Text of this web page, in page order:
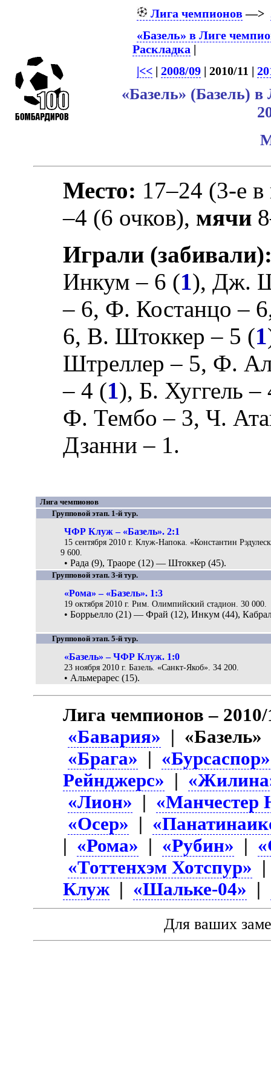
Лига чемпионов—>
«Базель» в Лиге
Раскладка |
|<<| 2008/09| 2010/11 |
«Базель» (Базель)
Место: 17–24 (3-е
–4 (6 очков), мячи
Играли
Инкум – 6 (1),Дж.
– 6, Ф. Костанцо –
6, В. Штоккер – 5 (1
Штреллер – 5, Ф.
– 4 (1), Б. Хуггель –
Ф. Тембо – 3,Ч.
Дзанни – 1.
Лига чемпионов
Групповой этап. 1-й тур.
ЧФР Клуж – «Базель». 2:1
15 сентября 2010 г. Клуж-Напока. «Константин
9 600.
• Рада (9), Траоре (12) — Штоккер (45).
Групповой этап. 3-й тур.
«Рома» – «Базель». 1:3
19 октября 2010 г. Рим. Олимпийский стадион. 30 000.
• Боррьелло (21) — Фрай (12), Инкум (44),
Групповой этап. 5-й тур.
«Базель» – ЧФР Клуж. 1:0
23 ноября 2010 г. Базель. «Санкт-Якоб». 34 200.
• Альмерарес (15).
Лига чемпионов –
«Бавария» |
«Брага» | «Бурсаспор»
Рейнджерс» |
«Лион» | «Манчестер
«Осер» |
| «Рома» | «Рубин» |
«Тоттенхэм Хотспур»
Клуж | «Шальке-04» |
Для ваших